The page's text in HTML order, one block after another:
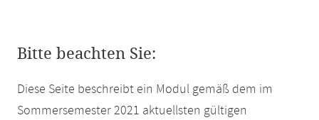
Bitte beachten Sie:
Diese Seite beschreibt ein Modul gemäß dem im
Sommersemester 2021 aktuellsten gültigen